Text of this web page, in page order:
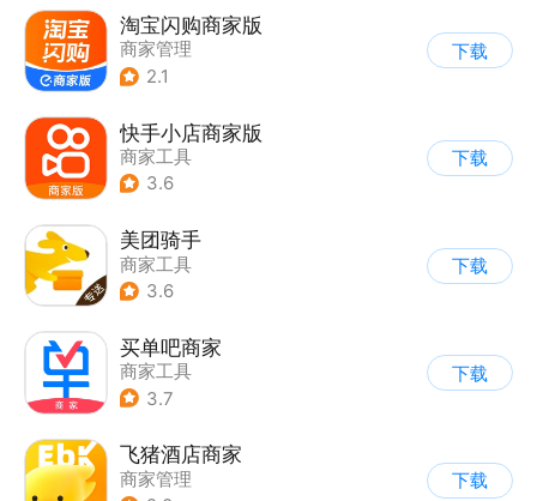
淘宝闪购商家版
商家管理
2.1
下载
快手小店商家版
商家工具
3.6
下载
美团骑手
商家工具
3.6
下载
买单吧商家
商家工具
3.7
下载
飞猪酒店商家
商家管理
下载